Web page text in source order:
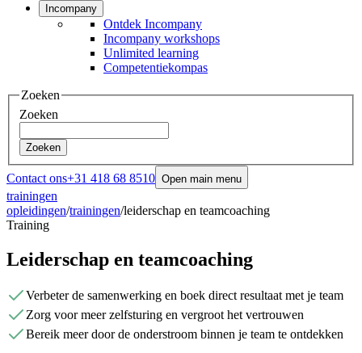
Incompany
Ontdek Incompany
Incompany workshops
Unlimited learning
Competentiekompas
Zoeken
Zoeken
Zoeken
Contact ons+31 418 68 8510 Open main menu
trainingen
opleidingen/trainingen/leiderschap en teamcoaching
Training
Leiderschap en teamcoaching
Verbeter de samenwerking en boek direct resultaat met je team
Zorg voor meer zelfsturing en vergroot het vertrouwen
Bereik meer door de onderstroom binnen je team te ontdekken